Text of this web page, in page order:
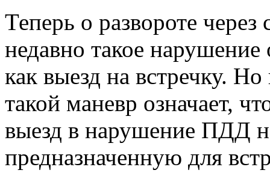
Теперь о развороте
недавно такое нарушение
как выезд на встречку.
такой маневр означает,
выезд в нарушение ПДД
предназначенную для